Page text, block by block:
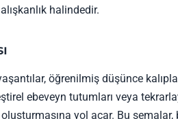
halindedir.
öğrenilmiş düşünce
ebeveyn tutumları veya
yol açar. Bu